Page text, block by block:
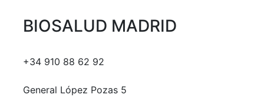
BIOSALUD MADRID
+34 910 88 62 92
General López Pozas 5